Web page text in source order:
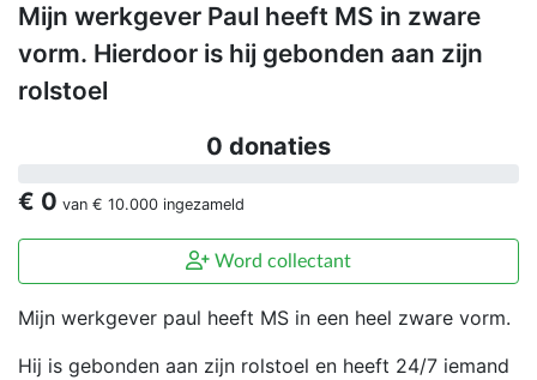
Mijn werkgever Paul heeft MS in zware
vorm. Hierdoor is hij gebonden aan zijn
rolstoel
0 donaties
€ 0 van € 10.000 ingezameld
Word collectant
Mijn werkgever paul heeft MS in een heel zware vorm.
Hij is gebonden aan zijn rolstoel en heeft 24/7 iemand